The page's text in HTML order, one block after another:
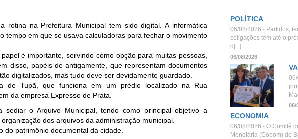
rotina na Prefeitura Municipal tem sido digital. A informática
tempo em que se usava calculadoras para fechar o movimento
é importante, servindo como opção para muitas pessoas,
disso, papéis de antigamente, que representam documentos
digitalizados, mas tudo deve ser devidamente guardado.
de Tupã, que funciona em um prédio localizado na Rua
da empresa Expresso de Prata.
o Arquivo Municipal, tendo como principal objetivo a
dos arquivos da administração municipal.
patrimônio documental da cidade.
POLÍTICA
06/08/2026 - Partidos,
coligações têm até o
d[...]
06/08/2026
06/
ECONOMIA
06/08/2026 - O Comitê
Monetária (Copom) do